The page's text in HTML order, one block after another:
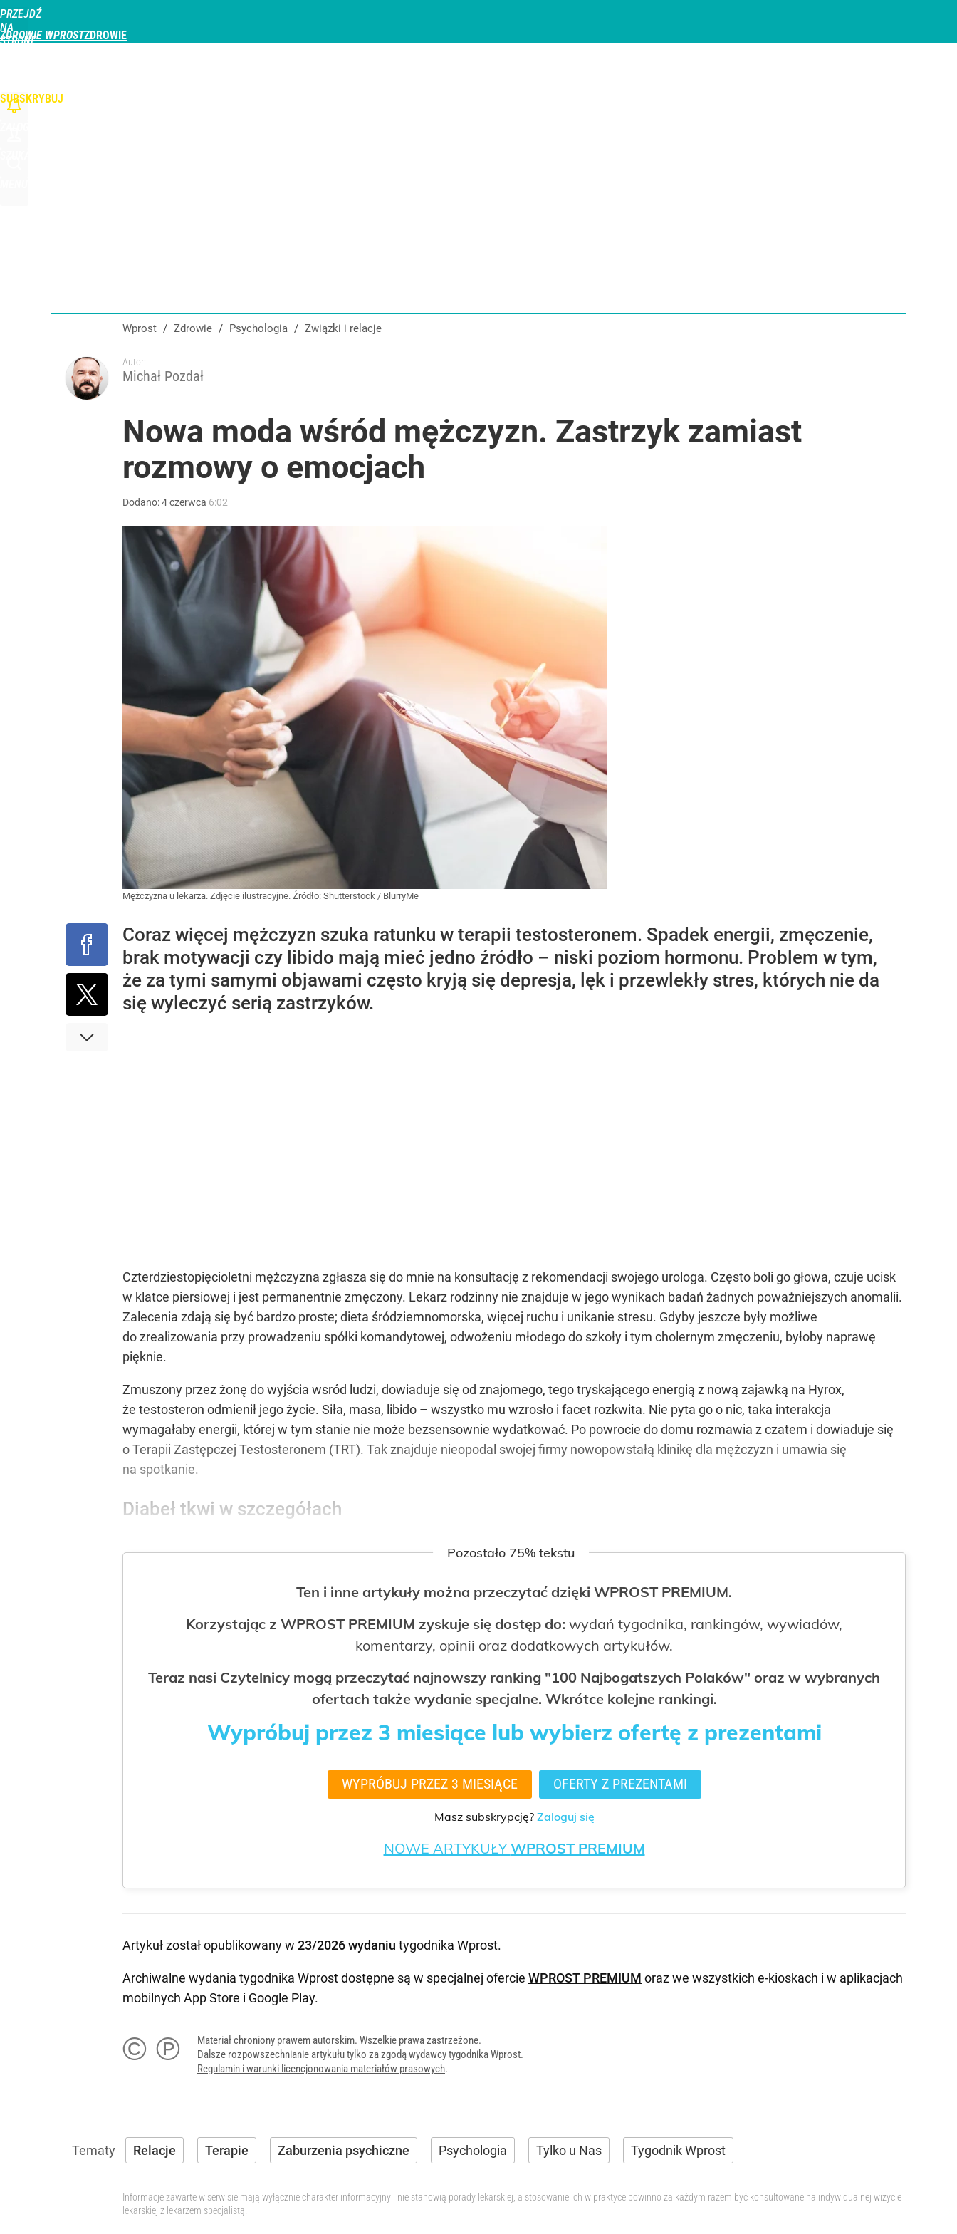
PRZEJDŹ
NA
STRONĘ
ZDROWIE WPROST
SUBSKRYBUJ
Wprost / Zdrowie / Psychologia / Związki i relacje
Autor:
Michał Pozdał
Nowa moda wśród mężczyzn. Zastrzyk zamiast
rozmowy o emocjach
Dodano:4czerwca 6:02
Mężczyzna u lekarza. Zdjęcie ilustracyjne. Źródło: Shutterstock / BlurryMe
Coraz więcej mężczyzn szuka ratunku w terapii testosteronem. Spadek energii, zmęczenie,
brak motywacji czy libido mają mieć jedno źródło – niski poziom hormonu. Problem w tym,
że za tymi samymi objawami często kryją się depresja, lęk i przewlekły stres, których nie da
się wyleczyć serią zastrzyków.
Czterdziestopięcioletni mężczyzna zgłasza się do mnie na konsultację z rekomendacji swojego urologa. Często boli go głowa, czuje ucisk
w klatce piersiowej i jest permanentnie zmęczony. Lekarz rodzinny nie znajduje w jego wynikach badań żadnych poważniejszych anomalii.
Zalecenia zdają się być bardzo proste; dieta śródziemnomorska, więcej ruchu i unikanie stresu. Gdyby jeszcze były możliwe
do zrealizowania przy prowadzeniu spółki komandytowej, odwożeniu młodego do szkoły i tym cholernym zmęczeniu, byłoby naprawę
pięknie.
Zmuszony przez żonę do wyjścia wsród ludzi, dowiaduje się od znajomego, tego tryskającego energią z nową zajawką na Hyrox,
że testosteron odmienił jego życie. Siła, masa, libido – wszystko mu wzrosło i facet rozkwita. Nie pyta go o nic, taka interakcja
wymagałaby energii, której w tym stanie nie może bezsensownie wydatkować. Po powrocie do domu rozmawia z czatem i dowiaduje się
o Terapii Zastępczej Testosteronem (TRT). Tak znajduje nieopodal swojej firmy nowopowstałą klinikę dla mężczyzn i umawia się
na spotkanie.
Diabeł tkwi w szczegółach
Pozostało 75% tekstu
Ten i inne artykuły można przeczytać dzięki WPROST PREMIUM.
Korzystając z WPROST PREMIUM zyskuje się dostęp do: wydań tygodnika, rankingów, wywiadów,
komentarzy, opinii oraz dodatkowych artykułów.
Teraz nasi Czytelnicy mogą przeczytać najnowszy ranking "100 Najbogatszych Polaków" oraz w wybranych
ofertach także wydanie specjalne. Wkrótce kolejne rankingi.
Wypróbuj przez 3 miesiące lub wybierz ofertę z prezentami
WYPRÓBUJ PRZEZ 3 MIESIĄCE OFERTY Z PREZENTAMI
Masz subskrypcję? Zaloguj się
NOWE ARTYKUŁYWPROST PREMIUM
Artykuł został opublikowany w 23/2026 wydaniu tygodnika Wprost.
Archiwalne wydania tygodnika Wprost dostępne są w specjalnej ofercie WPROST PREMIUM oraz we wszystkich e-kioskach i w aplikacjach
mobilnych App Store i Google Play.
© ℗
Materiał chroniony prawem autorskim. Wszelkie prawa zastrzeżone.
Dalsze rozpowszechnianie artykułu tylko za zgodą wydawcy tygodnika Wprost.
Regulamin i warunki licencjonowania materiałów prasowych.
Relacje Terapie Zaburzenia psychiczne Psychologia Tylko u Nas Tygodnik Wprost
Informacje zawarte w serwisie mają wyłącznie charakter informacyjny i nie stanowią porady lekarskiej, a stosowanie ich w praktyce powinno za każdym razem być konsultowane na indywidualnej wizycie
lekarskiej z lekarzem specjalistą.